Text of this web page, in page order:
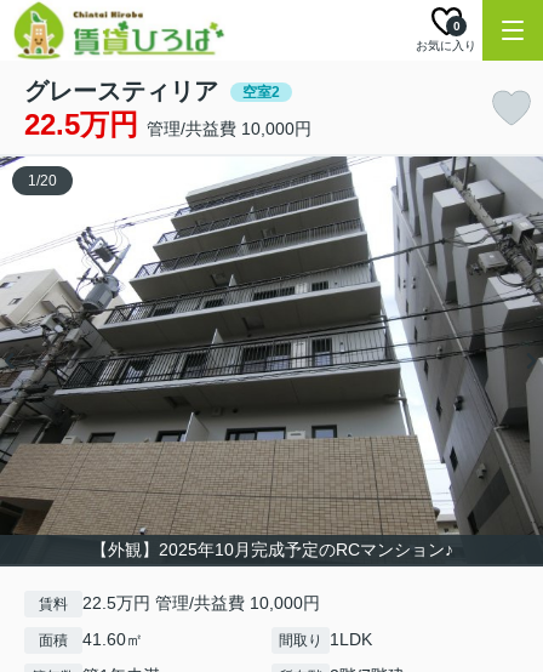
お気に入り
0
グレースティリア 空室2
22.5万円 管理/共益費 10,000円
【外観】2025年10月完成予定のRCマンション♪
1/20
賃料 22.5万円 管理/共益費 10,000円
面積 41.60㎡ 間取り 1LDK